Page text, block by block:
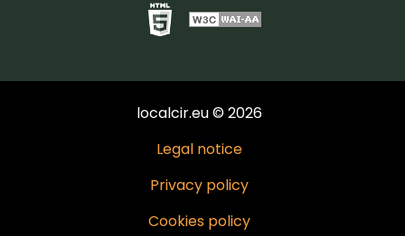
localcir.eu © 2026
Legal notice
Privacy policy
Cookies policy